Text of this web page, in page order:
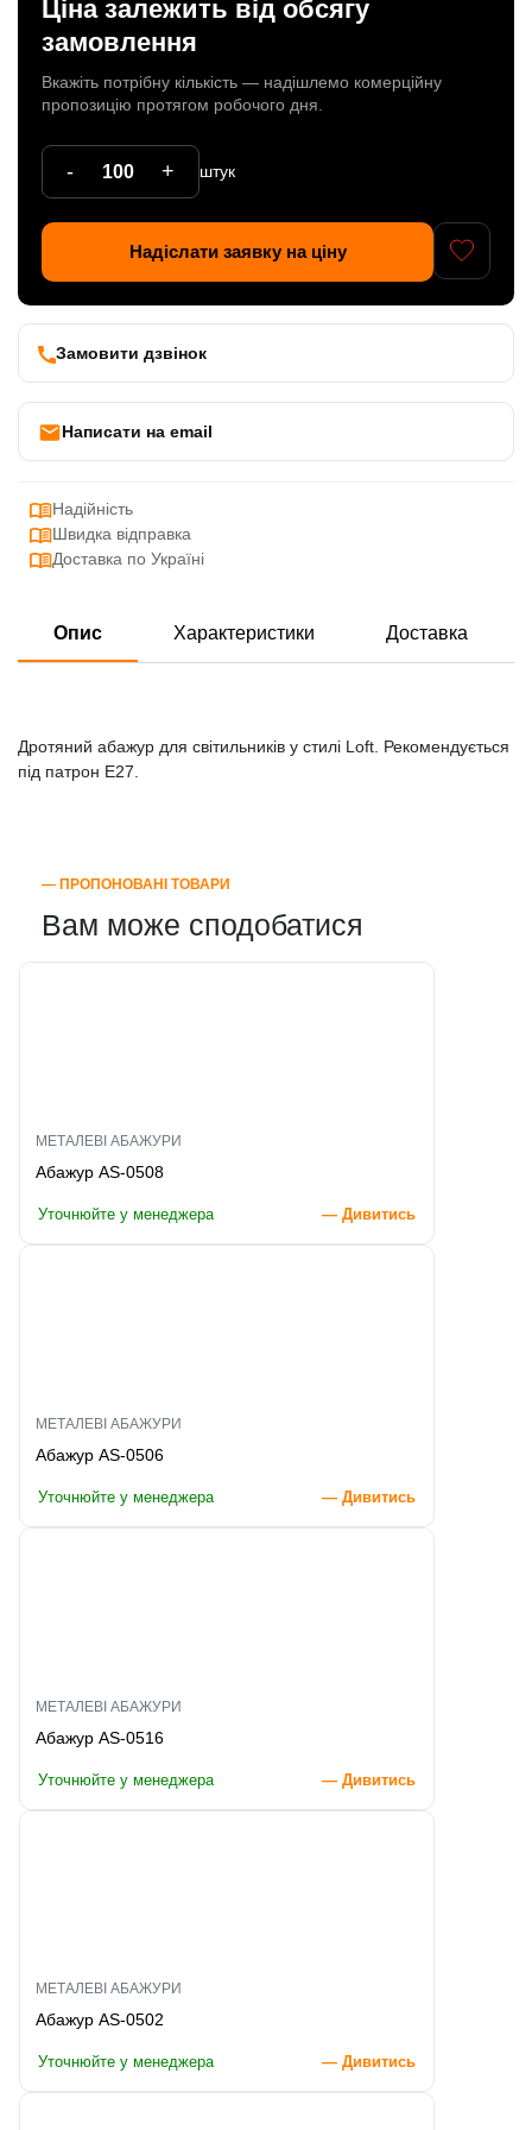
Ціна залежить від обсягу
замовлення
Вкажіть потрібну кількість — надішлемо комерційну
пропозицію протягом робочого дня.
- + штук
Надіслати заявку на ціну
Замовити дзвінок
Написати на email
Надійність
Швидка відправка
Доставка по Україні
Опис Характеристики Доставка
Дротяний абажур для світильників у стилі Loft. Рекомендується
під патрон E27.
― ПРОПОНОВАНІ ТОВАРИ
Вам може сподобатися
МЕТАЛЕВІ АБАЖУРИ
Абажур AS-0508
Уточнюйте у менеджера — Дивитись
МЕТАЛЕВІ АБАЖУРИ
Абажур AS-0506
Уточнюйте у менеджера — Дивитись
МЕТАЛЕВІ АБАЖУРИ
Абажур AS-0516
Уточнюйте у менеджера — Дивитись
МЕТАЛЕВІ АБАЖУРИ
Абажур AS-0502
Уточнюйте у менеджера — Дивитись
Патрони
Кабельна продукція
Продукція з пластика
Керамічні вироби
Металеві вироби